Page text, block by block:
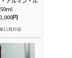
円
11月30日